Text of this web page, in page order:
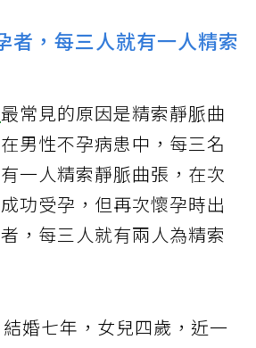
者，每三人就有一人精索
最常見的原因是精索靜脈曲
男性不孕病患中，每三名
一人精索靜脈曲張，在次
功受孕，但再次懷孕時出
，每三人就有兩人為精索
婚七年，女兒四歲，近一